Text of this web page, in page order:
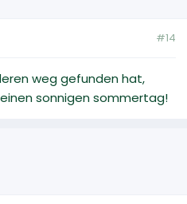
#14
weg gefunden hat,
sonnigen sommertag!